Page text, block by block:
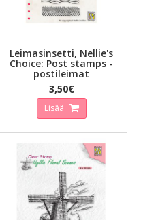
Leimasinsetti, Nellie's
Choice: Post stamps -
postileimat
3,50€
Lisää